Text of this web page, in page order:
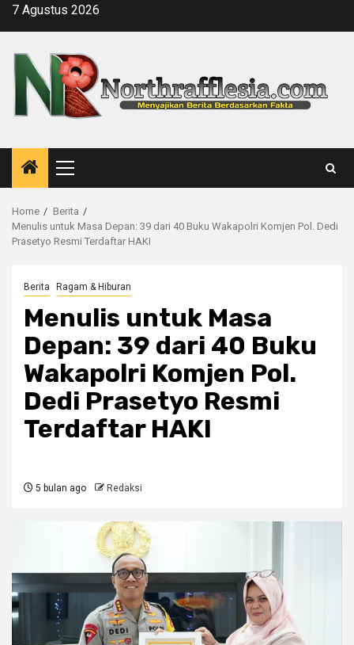
Skip7 Agustus 2026
Primary
Menu
Home
Berita
Menulis untuk Masa Depan: 39 dari 40 Buku Wakapolri Komjen Pol. Dedi
Prasetyo Resmi Terdaftar HAKI
Berita Ragam & Hiburan
Menulis untuk Masa
Depan: 39 dari 40 Buku
Wakapolri Komjen Pol.
Dedi Prasetyo Resmi
Terdaftar HAKI
5 bulan ago Redaksi